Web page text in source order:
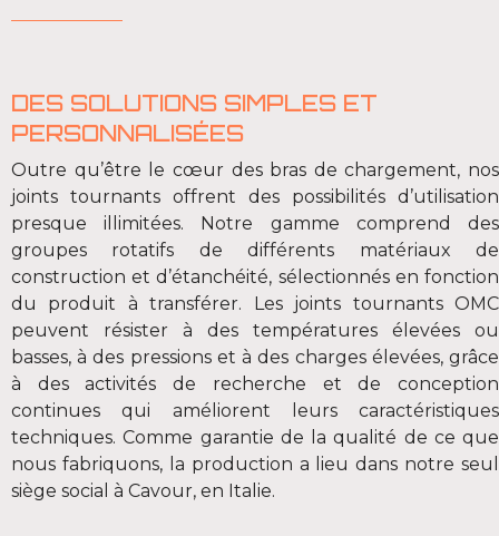
DES SOLUTIONS SIMPLES ET
PERSONNALISÉES
Outre qu’être le cœur des bras de chargement, nos
joints tournants offrent des possibilités d’utilisation
presque illimitées. Notre gamme comprend des
groupes rotatifs de différents matériaux de
construction et d’étanchéité, sélectionnés en fonction
du produit à transférer. Les joints tournants OMC
peuvent résister à des températures élevées ou
basses, à des pressions et à des charges élevées, grâce
à des activités de recherche et de conception
continues qui améliorent leurs caractéristiques
techniques. Comme garantie de la qualité de ce que
nous fabriquons, la production a lieu dans notre seul
siège social à Cavour, en Italie.